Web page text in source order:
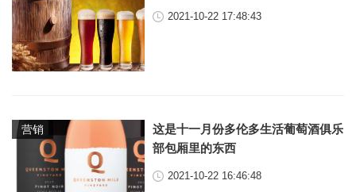
2021-10-22 17:48:43
营销
这是十一月份多伦多生活葡萄酒俱乐
部包厢里的东西
2021-10-22 16:46:48